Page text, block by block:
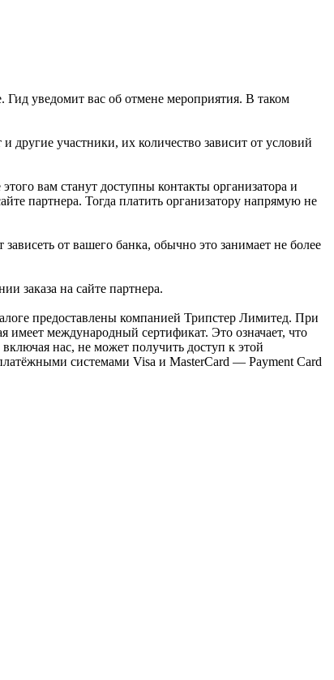
уведомит вас об отмене мероприятия. В таком
другие участники, их количество зависит от условий
вам станут доступны контакты организатора и
партнера. Тогда платить организатору напрямую не
от вашего банка, обычно это занимает не более
заказа на сайте партнера.
предоставлены компанией Трипстер Лимитед. При
имеет международный сертификат. Это означает, что
нас, не может получить доступ к этой
системами Visa и MasterCard — Payment Card